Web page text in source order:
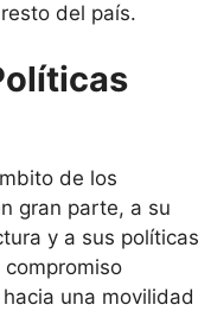
del país.
de los
gran parte, a su
y a sus políticas
una movilidad